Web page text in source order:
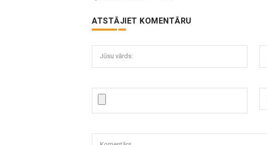
ATSTĀJIET KOMENTĀRU
Jūsu vārds: